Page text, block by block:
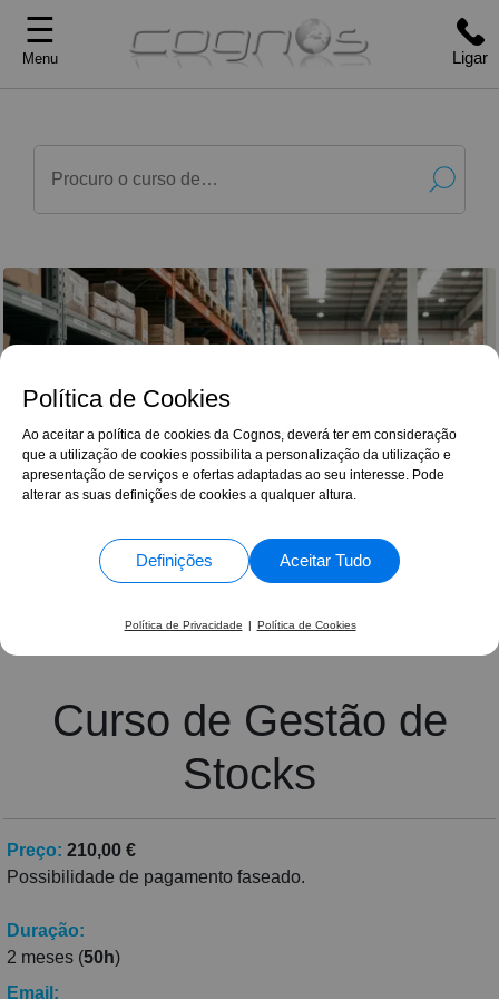
Política de Cookies
Ao aceitar a política de cookies da Cognos, deverá ter em consideração
que a utilização de cookies possibilita a personalização da utilização e
apresentação de serviços e ofertas adaptadas ao seu interesse. Pode
alterar as suas definições de cookies a qualquer altura.
Definições Aceitar Tudo
Política de Privacidade | Política de Cookies
☰
Menu Ligar
Google Reviews
4,9/5
Gostei muito do curso, aprendi conceitos de
gestão novos. Parabéns pelo curso.
Florbela Maria da Silva Dias Braga •
Gestão de Stocks
Curso de Gestão de
Stocks
Preço: 210,00 €
Possibilidade de pagamento faseado.
Duração:
2 meses (50h)
Email: